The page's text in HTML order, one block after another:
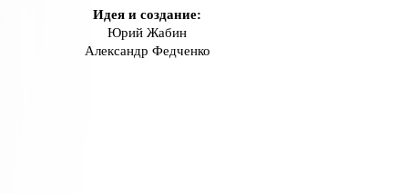
Идея и создание:
Юрий Жабин
Александр Федченко